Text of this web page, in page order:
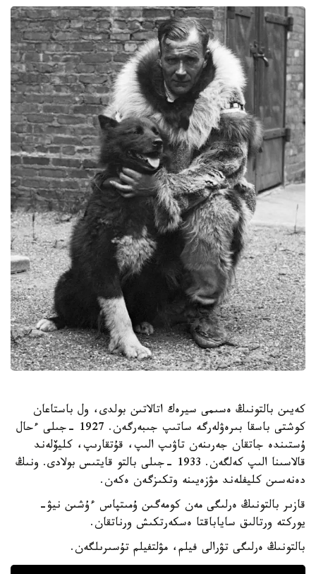
كەيىن بالتونىڭ ەسىمى سيرەك اتالاتىن بولدى، ول باستاعان
كوشتى باسقا بىرەۋلەرگە ساتىپ جىبەرگەن. 1927 -جىلى ءحال
ۇستىندە جاتقان جەرىنەن تاۋىپ الىپ، قۇتقارىپ، كليۆلەند
قالاسىنا الىپ كەلگەن. 1933 -جىلى بالتو قايتىس بولادى. ونىڭ
دەنەسىن كليفلەند مۋزەيىنە وتكىزگەن ەكەن.
قازىر بالتونىڭ ەرلىگى مەن كومەگىن ۇمىتپاس ءۇشىن نيۋ-
يوركتە ورتالىق ساياباقتا ەسكەرتكىش ورناتقان.
بالتونىڭ ەرلىگى تۋرالى فيلم، مۋلتفيلم تۇسىرىلگەن.